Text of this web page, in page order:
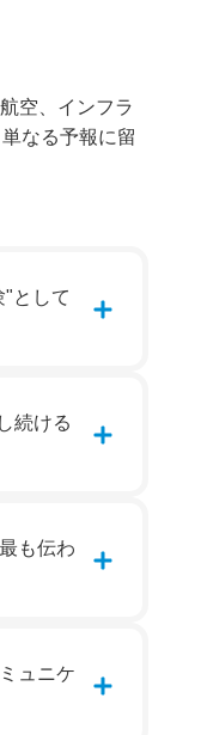
空、インフラ
なる予報に留
"として
て、
意思決
続ける
れた精
も伝わ
クショ
ュニケ